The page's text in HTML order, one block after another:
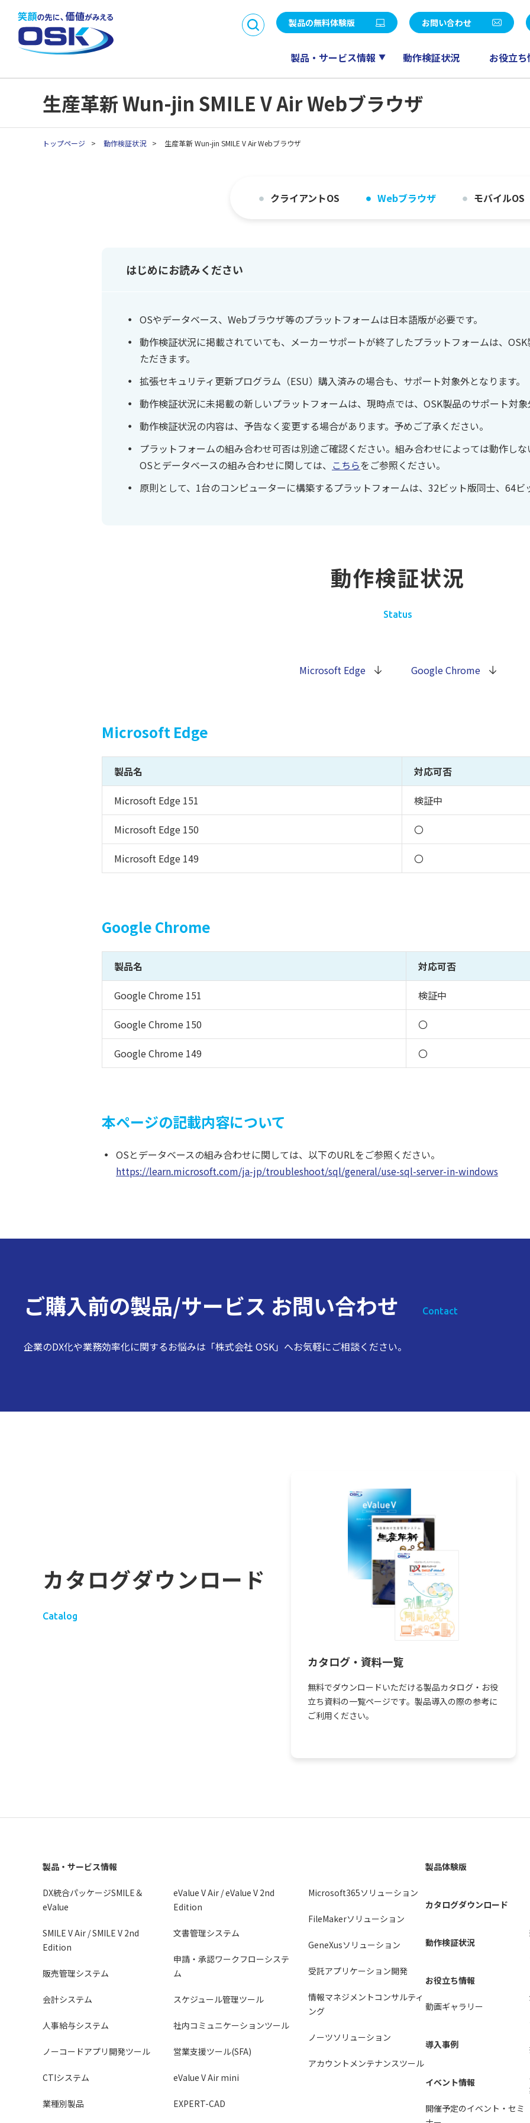
製品の無料体験版 お問い合わせ
製品・サービス情報 動作検証状況 お役立ち
から探す
業務目的で探す
業種別製品・サービス
を探す
SMILE V Air / SMILE V 2nd Edition
販売
CTI
生産革新 Raijin
eValue V Air / eValue V
ドキュメント管理
沿革 事業所一覧 決算公告
パートナープログラム
API連携開発パートナ
ー制度
生産革新 Wun-jin SMILE V Air Webブラウザ
トップページ > 動作検証状況 > 生産革新 Wun-jin SMILE V Air Webブラウザ
クライアントOS Webブラウザ モバイルOS
はじめにお読みください
OSやデータベース、Webブラウザ等のプラットフォームは日本語版が必要です。
動作検証状況に掲載されていても、メーカーサポートが終了したプラットフォームは、
ただきます。
拡張セキュリティ更新プログラム（ESU）購入済みの場合も、サポート対象外となります。
動作検証状況に未掲載の新しいプラットフォームは、現時点では、OSK製品のサポート対
動作検証状況の内容は、予告なく変更する場合があります。予めご了承ください。
プラットフォームの組み合わせ可否は別途ご確認ください。組み合わせによっては動作し
OSとデータベースの組み合わせに関しては、 こちらをご参照ください。
原則として、1台のコンピューターに構築するプラットフォームは、32ビット版同士、64
動作検証状況
Status
Microsoft Edge Google Chrome
Microsoft Edge
製品名 対応可否
Microsoft Edge 151 検証中
Microsoft Edge 150 〇
Microsoft Edge 149 〇
Google Chrome
製品名 対応可否
Google Chrome 151 検証中
Google Chrome 150 〇
Google Chrome 149 〇
本ページの記載内容について
OSとデータベースの組み合わせに関しては、以下のURLをご参照ください。
https://learn.microsoft.com/ja-jp/troubleshoot/sql/general/use-sql-server-in-windows
ご購入前の製品/サービス お問い合わせ Contact
企業のDX化や業務効率化に関するお悩みは「株式会社 OSK」へお気軽にご相談ください。
カタログダウンロード
Catalog
カタログ・資料一覧
無料でダウンロードいただける製品カタログ・お役
立ち資料の一覧ページです。製品導入の際の参考に
ご利用ください。
製品・サービス情報
DX統合パッケージSMILE＆
eValue
SMILE V Air / SMILE V 2nd
Edition
販売管理システム
会計システム
人事給与システム
ノーコードアプリ開発ツール
CTIシステム
業種別製品
eValue V Air / eValue V 2nd
Edition
文書管理システム
申請・承認ワークフローシステ
ム
スケジュール管理ツール
社内コミュニケーションツール
営業支援ツール(SFA)
eValue V Air mini
EXPERT-CAD
Microsoft365ソリューション
FileMakerソリューション
GeneXusソリューション
受託アプリケーション開発
情報マネジメントコンサルティ
ング
ノーツソリューション
アカウントメンテナンスツール
製品体験版
カタログダウンロード
動作検証状況
お役立ち情報
動画ギャラリー
導入事例
イベント情報
開催予定のイベント・セミ